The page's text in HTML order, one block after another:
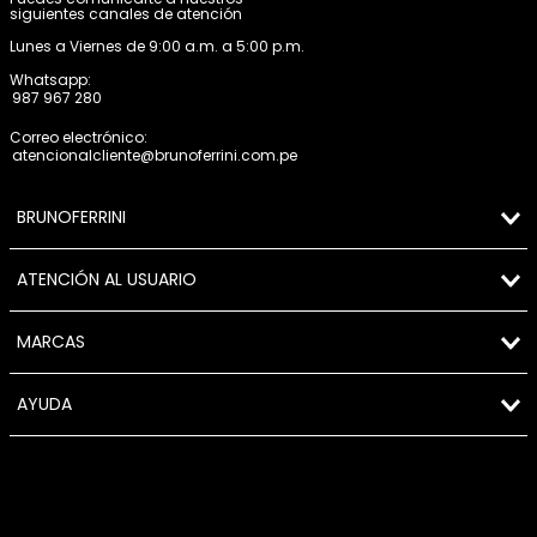
siguientes canales de atención
Lunes a Viernes de 9:00 a.m. a 5:00 p.m.
Whatsapp:
987 967 280
Correo electrónico:
atencionalcliente@brunoferrini.com.pe
BRUNOFERRINI
ATENCIÓN AL USUARIO
MARCAS
AYUDA